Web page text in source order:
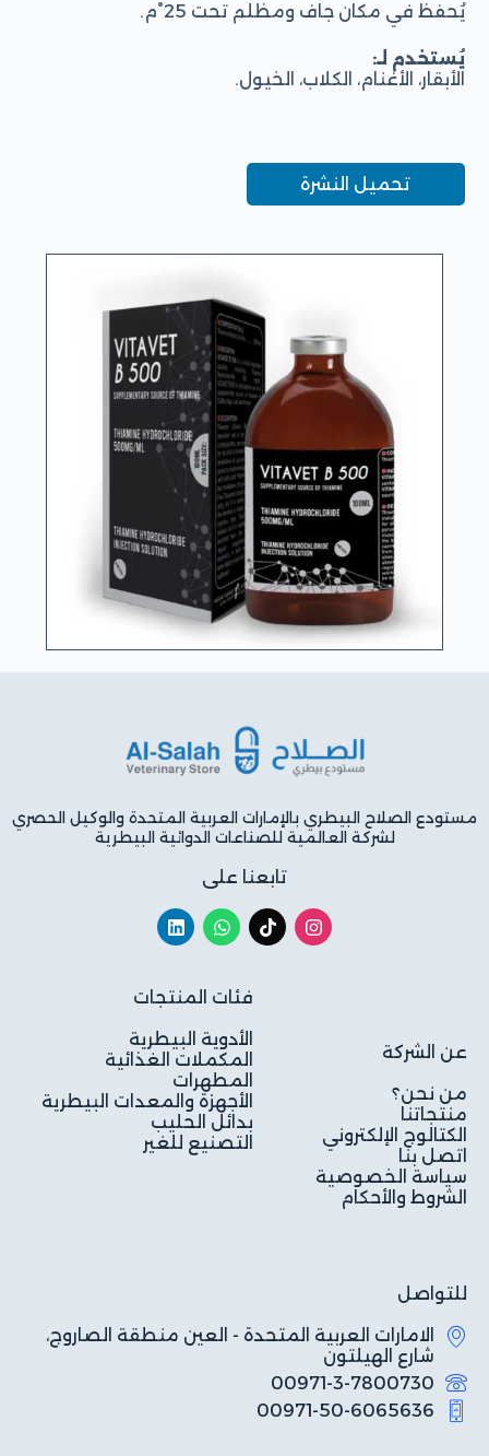
يُحفظ في مكان جاف ومظلم تحت 25°م.
يُستخدم لـ:
الأبقار، الأغنام، الكلاب، الخيول.
تحميل النشرة
مستودع الصلاح البيطري بالإمارات العربية المتحدة والوكيل الحصري
لشركة العالمية للصناعات الدوائية البيطرية
تابعنا على
عن الشركة
من نحن؟
منتجاتنا
الكتالوج الإلكتروني
اتصل بنا
سياسة الخصوصية
الشروط والأحكام
فئات المنتجات
الأدوية البيطرية
المكملات الغذائية
المطهرات
الأجهزة والمعدات البيطرية
بدائل الحليب
التصنيع للغير
للتواصل
الامارات العربية المتحدة - العين منطقة الصاروج،
شارع الهيلتون
00971-3-7800730
00971-50-6065636